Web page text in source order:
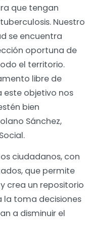
que tengan
Nuestro
se encuentra
oportuna de
el territorio.
libre de
este objetivo nos
bien
Sánchez,
ciudadanos, con
que permite
crea un repositorio
la toma decisiones
a disminuir el